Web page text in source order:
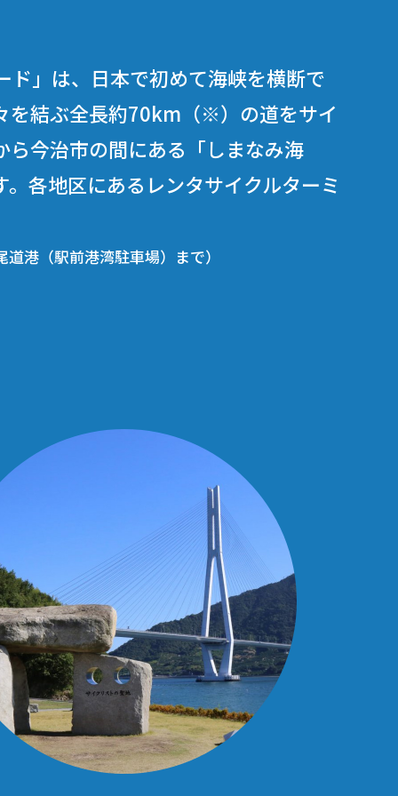
」は、日本で初めて海峡を横断で
を結ぶ全長約70km（※）の道をサイ
ら今治市の間にある「しまなみ海
各地区にあるレンタサイクルターミ
港（駅前港湾駐車場）まで）